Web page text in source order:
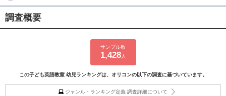
調査概要
サンプル数
1,428人
この子ども英語教室 幼児ランキングは、オリコンの以下の調査に基づいています。
ジャンル・ランキング定義 調査詳細について